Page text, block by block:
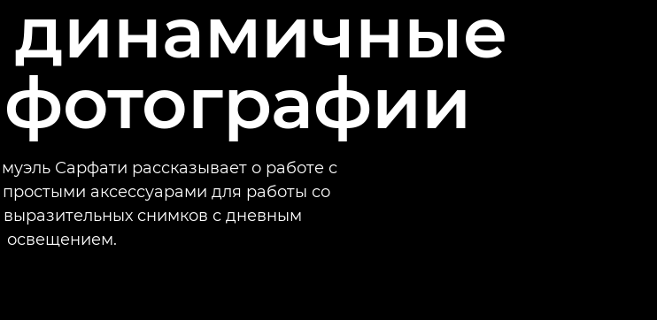
динамичные
Сарфати рассказывает о работе с
аксессуарами для работы со
выразительных снимков с дневным
освещением.